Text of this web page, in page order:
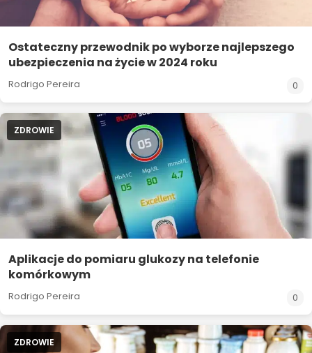
Ostateczny przewodnik po wyborze najlepszego
ubezpieczenia na życie w 2024 roku
Rodrigo Pereira 0
ZDROWIE
Aplikacje do pomiaru glukozy na telefonie
komórkowym
Rodrigo Pereira 0
ZDROWIE